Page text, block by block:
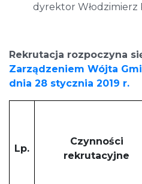
dyrektor Włodzimierz
Rekrutacja rozpoczyna
Zarządzeniem Wójta
dnia 28 stycznia 2019 r.
Lp.
Czynności
rekrutacyjne